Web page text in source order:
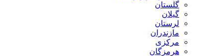
گلستان
گیلان
لرستان
مازندران
مرکزی
هرمزگان